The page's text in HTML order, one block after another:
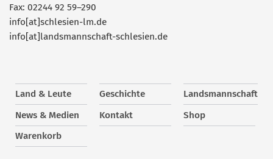
Fax: 02244 92 59–290
info[at]schlesien-lm.de
info[at]landsmannschaft-schlesien.de
Land & Leute Geschichte
Landsmannschaft
News & Medien
Kontakt
Shop
Warenkorb